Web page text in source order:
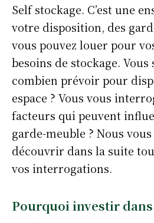
Self stockage. C’est une
votre disposition, des
vous pouvez louer pour
besoins de stockage.
combien prévoir pour
espace ? Vous vous
facteurs qui peuvent
garde-meuble ? Nous
découvrir dans la suite
vos interrogations.
Pourquoi investir